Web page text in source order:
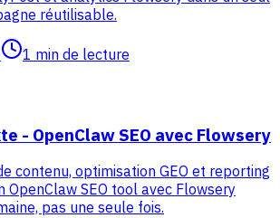
réutilisable.
1 min de lecture
- OpenClaw SEO avec Flowsery
contenu, optimisation GEO et reporting
OpenClaw SEO tool avec Flowsery
pas une seule fois.